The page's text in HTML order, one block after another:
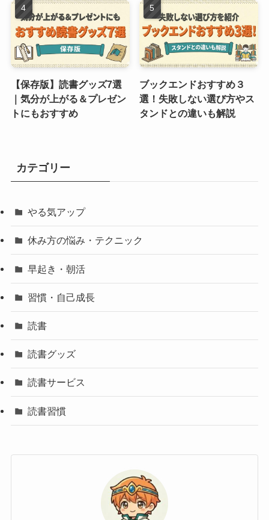
【保存版】読書グッズ7選
｜気分が上がる＆プレゼン
トにもおすすめ
ブックエンドおすすめ３
選！失敗しない選び方やス
タンドとの違いも解説
カテゴリー
やる気アップ
休み方の悩み・テクニック
早起き・朝活
習慣・自己成長
読書
読書グッズ
読書サービス
読書習慣